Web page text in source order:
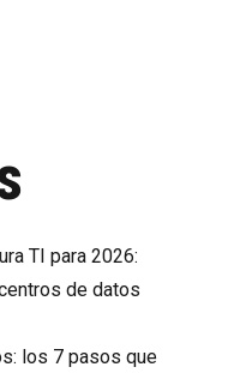
TI para 2026:
de datos
los 7 pasos que